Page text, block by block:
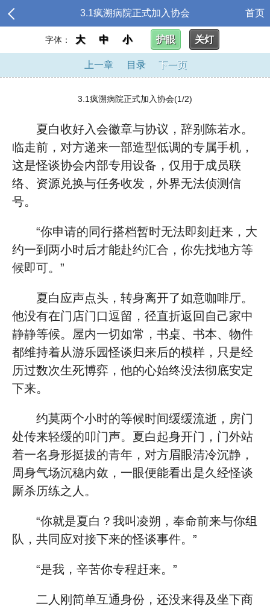
3.1疯溯病院正式加入协会 首页
字体： 大 中 小 护眼 关灯
上一章 目录 下一页
3.1疯溯病院正式加入协会(1/2)
夏白收好入会徽章与协议，辞别陈若水。
临走前，对方递来一部造型低调的专属手机，
这是怪谈协会内部专用设备，仅用于成员联
络、资源兑换与任务收发，外界无法侦测信
号。
“你申请的同行搭档暂时无法即刻赶来，大
约一到两小时后才能赴约汇合，你先找地方等
候即可。”
夏白应声点头，转身离开了如意咖啡厅。
他没有在门店门口逗留，径直折返回自己家中
静静等候。屋内一切如常，书桌、书本、物件
都维持着从游乐园怪谈归来后的模样，只是经
历过数次生死博弈，他的心始终没法彻底安定
下来。
约莫两个小时的等候时间缓缓流逝，房门
处传来轻缓的叩门声。夏白起身开门，门外站
着一名身形挺拔的青年，对方眉眼清冷沉静，
周身气场沉稳内敛，一眼便能看出是久经怪谈
厮杀历练之人。
“你就是夏白？我叫凌朔，奉命前来与你组
队，共同应对接下来的怪谈事件。”
“是我，辛苦你专程赶来。”
二人刚简单互通身份，还没来得及坐下商